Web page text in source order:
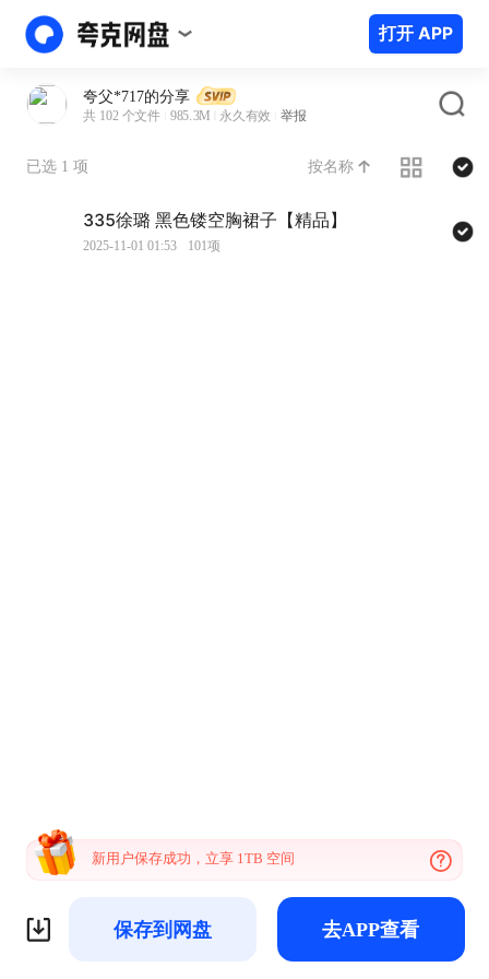
打开 APP
夸父*717的分享
共 102 个文件 985.3M 永久有效 举报
已选 1 项 按名称
335徐璐 黑色镂空胸裙子【精品】
2025-11-01 01:53 101项
新用户保存成功，立享 1TB 空间
保存到网盘 去APP查看